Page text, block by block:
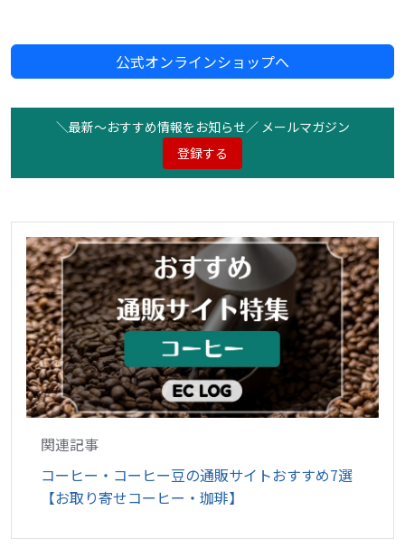
公式オンラインショップへ
＼最新〜おすすめ情報をお知らせ／ メールマガジン
登録する
関連記事
コーヒー・コーヒー豆の通販サイトおすすめ7選
【お取り寄せコーヒー・珈琲】